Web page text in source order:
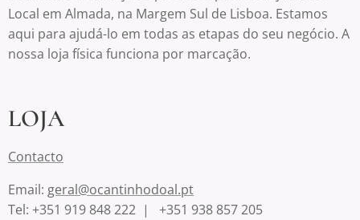
Local em Almada, na Margem Sul de Lisboa. Estamos
aqui para ajudá-lo em todas as etapas do seu negócio. A
nossa loja física funciona por marcação.
LOJA
Contacto
Email: geral@ocantinhodoal.pt
Tel: +351 919 848 222 | +351 938 857 205